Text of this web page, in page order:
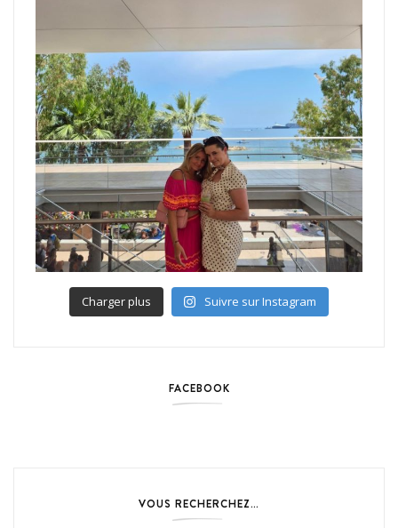
Charger plus Suivre sur Instagram
FACEBOOK
VOUS RECHERCHEZ…